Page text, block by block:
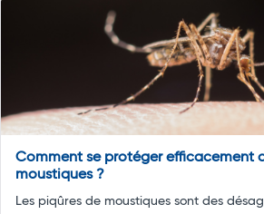
Comment se protéger efficacement
moustiques ?
Les piqûres de moustiques sont des